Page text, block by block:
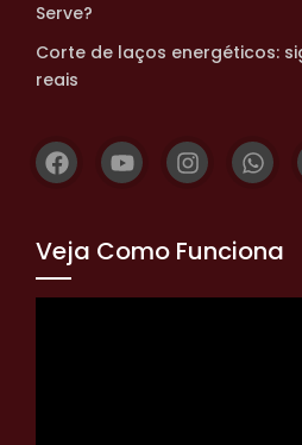
Serve?
Corte de laços energéticos:
reais
Veja Como Funciona